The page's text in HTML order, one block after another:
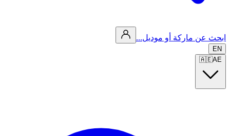
ابحث عن ماركة أو موديل...
EN
🇦🇪AE